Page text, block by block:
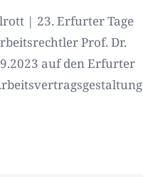
| 23. Erfurter Tage
Prof. Dr.
auf den Erfurter